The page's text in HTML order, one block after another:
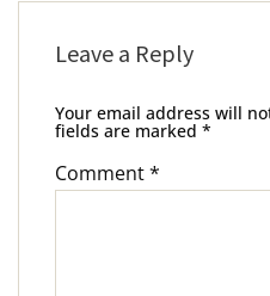
Leave a Reply
Your email address will
fields are marked *
Comment*